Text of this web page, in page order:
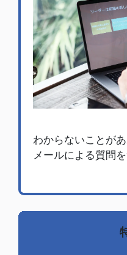
わからないことが
メールによる質問を